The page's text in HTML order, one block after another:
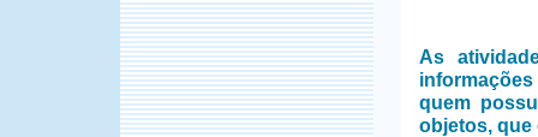
As
quem
objetos, que